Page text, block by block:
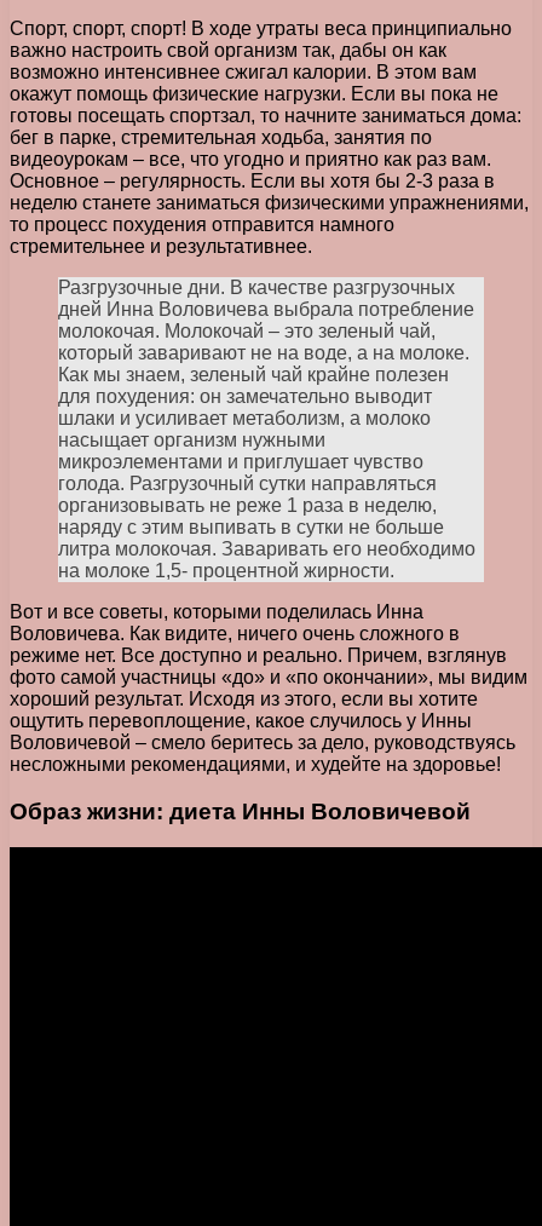
Спорт, спорт, спорт! В ходе утраты веса принципиально
важно настроить свой организм так, дабы он как
возможно интенсивнее сжигал калории. В этом вам
окажут помощь физические нагрузки. Если вы пока не
готовы посещать спортзал, то начните заниматься дома:
бег в парке, стремительная ходьба, занятия по
видеоурокам – все, что угодно и приятно как раз вам.
Основное – регулярность. Если вы хотя бы 2-3 раза в
неделю станете заниматься физическими упражнениями,
то процесс похудения отправится намного
стремительнее и результативнее.
Разгрузочные дни. В качестве разгрузочных
дней Инна Воловичева выбрала потребление
молокочая. Молокочай – это зеленый чай,
который заваривают не на воде, а на молоке.
Как мы знаем, зеленый чай крайне полезен
для похудения: он замечательно выводит
шлаки и усиливает метаболизм, а молоко
насыщает организм нужными
микроэлементами и приглушает чувство
голода. Разгрузочный сутки направляться
организовывать не реже 1 раза в неделю,
наряду с этим выпивать в сутки не больше
литра молокочая. Заваривать его необходимо
на молоке 1,5- процентной жирности.
Вот и все советы, которыми поделилась Инна
Воловичева. Как видите, ничего очень сложного в
режиме нет. Все доступно и реально. Причем, взглянув
фото самой участницы «до» и «по окончании», мы видим
хороший результат. Исходя из этого, если вы хотите
ощутить перевоплощение, какое случилось у Инны
Воловичевой – смело беритесь за дело, руководствуясь
несложными рекомендациями, и худейте на здоровье!
Образ жизни: диета Инны Воловичевой